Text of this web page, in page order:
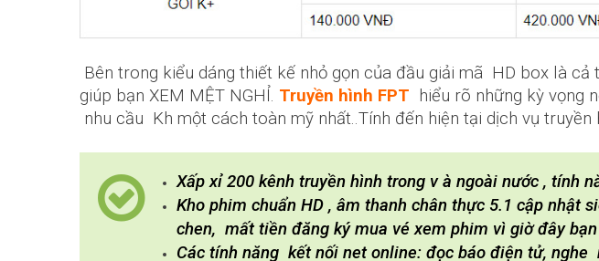
Bên trong kiểu dáng thiết kế nhỏ gọn của đầu giải mã HD box là
giúp bạn XEM MỆT NGHỈ. Truyền hình FPT hiểu rõ những kỳ vọng
nhu cầu Kh một cách toàn mỹ nhất..Tính đến hiện tại dịch vụ truyền
Xấp xỉ 200 kênh truyền hình trong v à ngoài nước , tính
Kho phim chuẩn HD , âm thanh chân thực 5.1 cập
chen, mất tiền đăng ký mua vé xem phim vì giờ đây
Các tính năng kết nối net online: đọc báo điện tử, nghe